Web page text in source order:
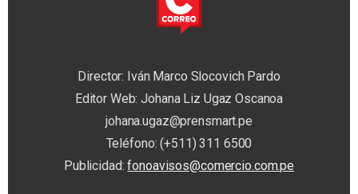
Director: Iván Marco Slocovich Pardo
Editor Web: Johana Liz Ugaz Oscanoa
johana.ugaz@prensmart.pe
Teléfono: (+511) 311 6500
Publicidad:fonoavisos@comercio.com.pe